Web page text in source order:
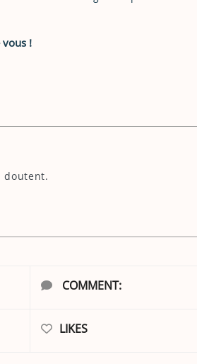
vous !
doutent.
COMMENT:
LIKES